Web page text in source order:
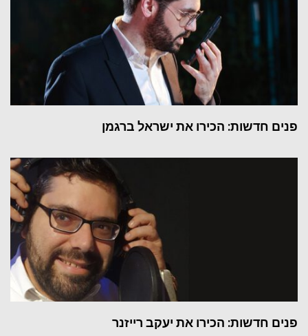
פנים חדשות: הכירו את ישראל ברגמן
פנים חדשות: הכירו את יעקב רייזנר